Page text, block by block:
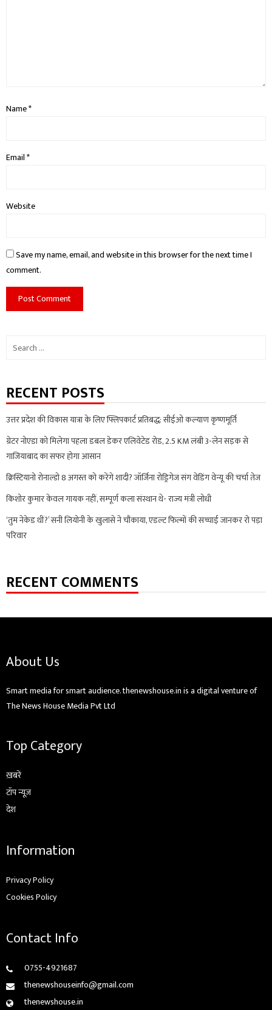
Name*
Email*
Website
Save my name, email, and website in this browser for the next time I
comment.
Search
RECENT POSTS
उत्तर प्रदेश की विकास यात्रा के लिए फ्लिपकार्ट प्रतिबद्ध: सीईओ कल्याण कृष्णमूर्ति
ग्रेटर नोएडा को मिलेगा पहला डबल डेकर एलिवेटेड रोड, 2.5 KM लंबी 3-लेन सड़क से
गाजियाबाद का सफर होगा आसान
क्रिस्टियानो रोनाल्डो 8 अगस्त को करेंगे शादी? जॉर्जिना रोड्रिगेज संग वेडिंग वेन्यू की चर्चा तेज
किशोर कुमार केवल गायक नहीं, सम्पूर्ण कला संस्थान थे- राज्य मंत्री लोधी
‘तुम नेकेड थीं?’ सनी लियोनी के खुलासे ने चौंकाया, एडल्ट फिल्मों की सच्चाई जानकर रो पड़ा
परिवार
RECENT COMMENTS
About Us
Smart media for smart audience. thenewshouse.in is a digital venture of
The News House Media Pvt Ltd
Top Category
ख़बरें
टॉप न्यूज़
देश
Information
Privacy Policy
Cookies Policy
Contact Info
0755-4921687
thenewshouseinfo@gmail.com
thenewshouse.in